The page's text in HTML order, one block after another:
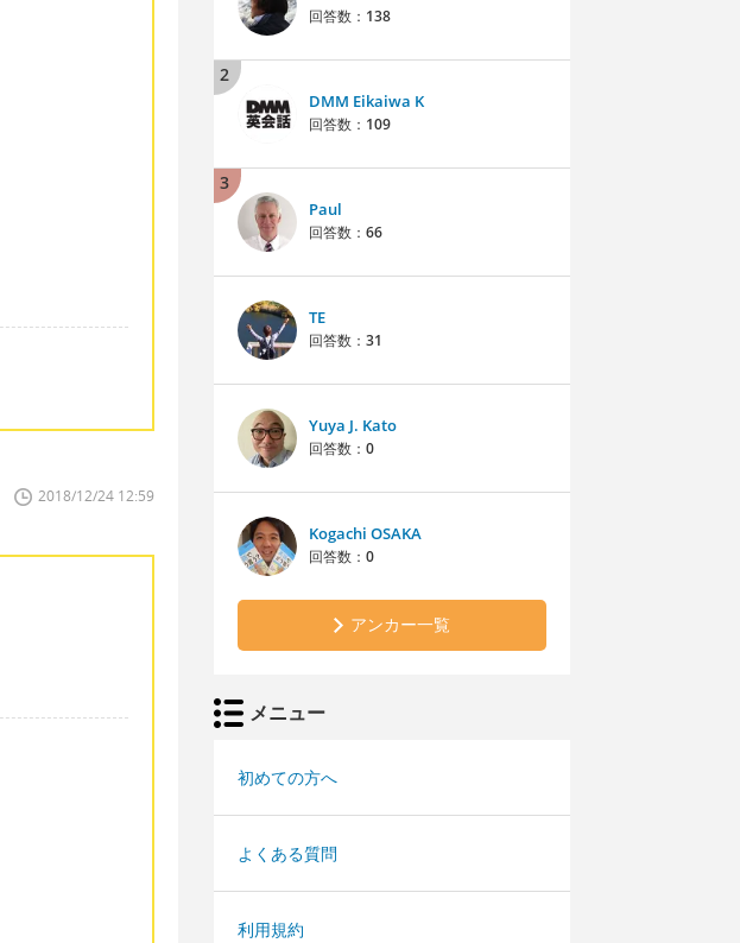
2018/12/24 12:59
回答数： 138
2
DMM Eikaiwa K
回答数： 109
3
Paul
回答数： 66
TE
回答数： 31
Yuya J. Kato
回答数： 0
Kogachi OSAKA
回答数： 0
アンカー一覧
メニュー
初めての方へ
よくある質問
利用規約